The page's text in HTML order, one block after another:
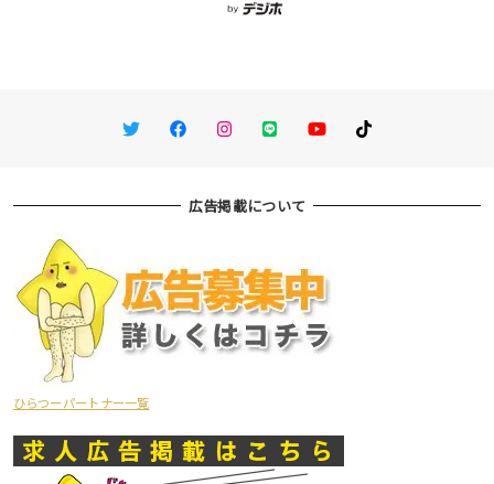
TwitterFacebookInstagram
LINE You TubeTikTok
広告掲載について
ひらつーパートナー一覧